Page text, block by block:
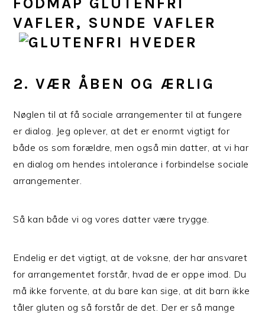
2. VÆR ÅBEN OG ÆRLIG
Nøglen til at få sociale arrangementer til at fungere
er dialog. Jeg oplever, at det er enormt vigtigt for
både os som forældre, men også min datter, at vi har
en dialog om hendes intolerance i forbindelse sociale
arrangementer.
Så kan både vi og vores datter være trygge.
Endelig er det vigtigt, at de voksne, der har ansvaret
for arrangementet forstår, hvad de er oppe imod. Du
må ikke forvente, at du bare kan sige, at dit barn ikke
tåler gluten og så forstår de det. Der er så mange